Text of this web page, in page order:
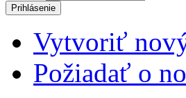
Vytvoriť
Požiadať o